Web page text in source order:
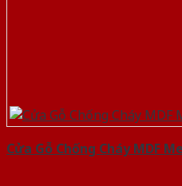
Cửa Gỗ Chống Cháy MDF